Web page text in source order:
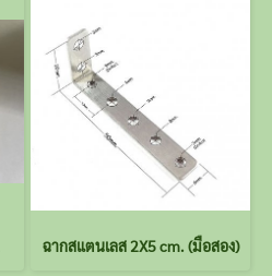
ฉากสแตนเลส 2X5 cm. (มือสอง)